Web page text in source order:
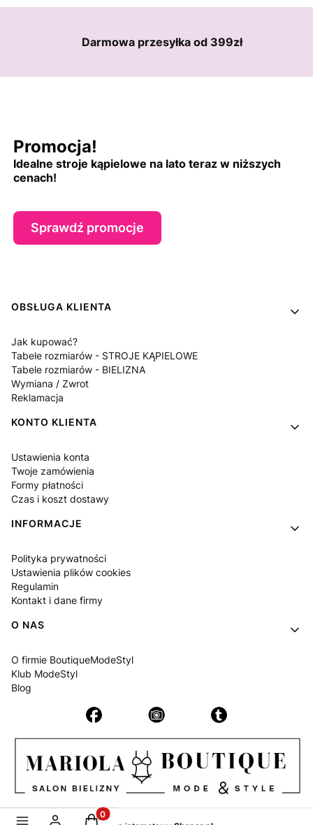
Darmowa przesyłka od 399zł
Promocja!
Idealne stroje kąpielowe na lato teraz w niższych
cenach!
Sprawdź promocje
Linki w stopce
OBSŁUGA KLIENTA
Jak kupować?
Tabele rozmiarów - STROJE KĄPIELOWE
Tabele rozmiarów - BIELIZNA
Wymiana / Zwrot
Reklamacja
KONTO KLIENTA
Ustawienia konta
Twoje zamówienia
Formy płatności
Czas i koszt dostawy
INFORMACJE
Polityka prywatności
Ustawienia plików cookies
Regulamin
Kontakt i dane firmy
O NAS
O firmie BoutiqueModeStyl
Klub ModeStyl
Blog
Produkty w koszyku: 0. Zobacz szczegóły